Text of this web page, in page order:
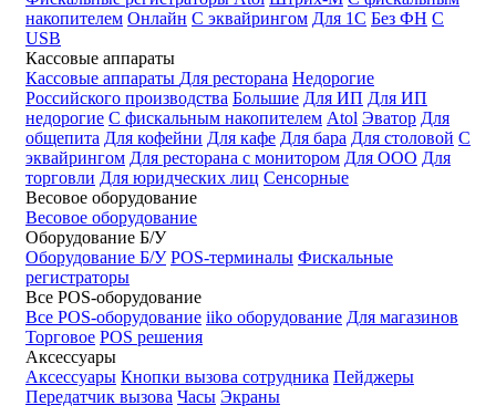
накопителем Онлайн С эквайрингом Для 1С Без ФН С
USB
Кассовые аппараты
Кассовые аппараты Для ресторана Недорогие
Российского производства Большие Для ИП Для ИП
недорогие С фискальным накопителем Atol Эватор Для
общепита Для кофейни Для кафе Для бара Для столовой С
эквайрингом Для ресторана с монитором Для ООО Для
торговли Для юридческих лиц Сенсорные
Весовое оборудование
Весовое оборудование
Оборудование Б/У
Оборудование Б/У POS-терминалы Фискальные
регистраторы
Все POS-оборудование
Все POS-оборудование iiko оборудование Для магазинов
Торговое POS решения
Аксессуары
Аксессуары Кнопки вызова сотрудника Пейджеры
Передатчик вызова Часы Экраны